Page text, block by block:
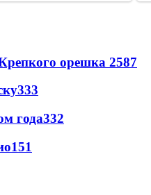
орешка 2587
333
года332
151